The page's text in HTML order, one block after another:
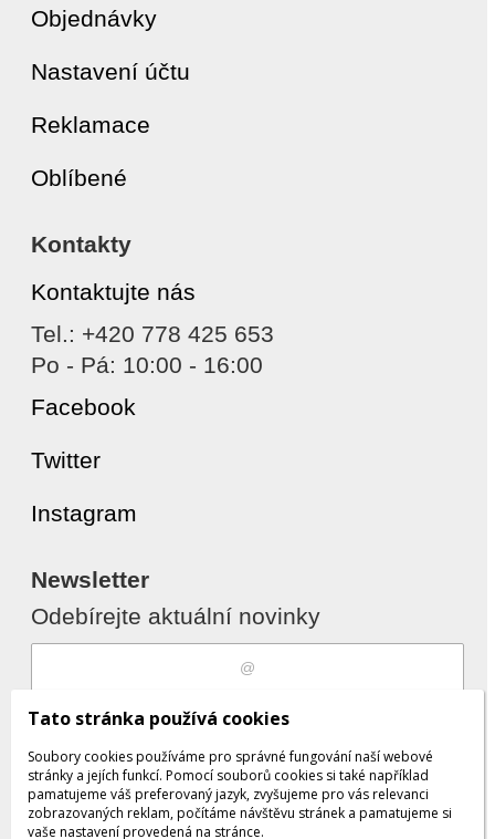
Objednávky
Nastavení účtu
Reklamace
Oblíbené
Kontakty
Kontaktujte nás
Tel.: +420 778 425 653
Po - Pá: 10:00 - 16:00
Facebook
Twitter
Instagram
Newsletter
Odebírejte aktuální novinky
Souhlasím szpracováním osobních
údajů
Odebrat Přidat
Tato stránka používá cookies
Soubory cookies používáme pro správné fungování naší webové
stránky a jejích funkcí. Pomocí souborů cookies si také například
pamatujeme váš preferovaný jazyk, zvyšujeme pro vás relevanci
zobrazovaných reklam, počítáme návštěvu stránek a pamatujeme si
vaše nastavení provedená na stránce.